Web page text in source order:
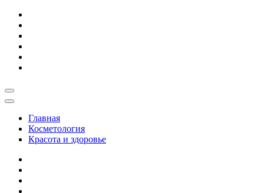
Skip
content
Главная
Косметология
Красота и здоровье